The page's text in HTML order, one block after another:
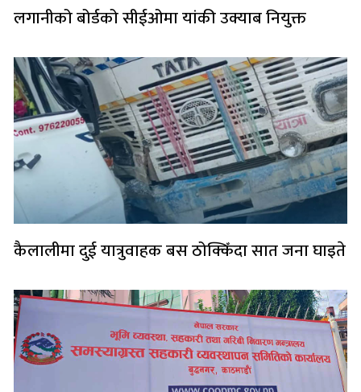
लगानीको बोर्डको सीईओमा यांकी उक्याब नियुक्त
कैलालीमा दुई यात्रुवाहक बस ठोक्किँदा सात जना घाइते